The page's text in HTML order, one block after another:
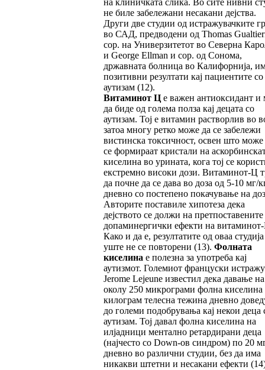
на клиничката слика. Во сите нивни
не биле забележани несакани дејства.
Други две студии од истражувачките
во САД, предводени од Thomas
сор. на Универзитетот во Северна
и George Ellman и сор. од Сонома,
државната болница во Калифорнија,
позитивни резултати кај пациентите со
аутизам (12).
Витаминот Це важен антиоксидант и
да биде од голема полза кај децата со
аутизам. Тој е витамин растворлив во
затоа многу ретко може да се забележи
вистинска токсичност, освен што може
се формираат кристали на
киселина во урината, кога тој се
екстремно високи дози. Витаминот-Ц
да почне да се дава во доза од 5-10 мг/
дневно со постепено покачување на
Авторите поставиле хипотеза дека
дејството се должи на претпоставените
допаминергички ефекти на
Како и да е, резултатите од оваа студија
уште не се повторени (13). Фолната
киселина е полезна за употреба кај
аутизмот. Големиот француски
Jerome Lejeune известил дека давање на
околу 250 микрограми фолна киселина
килограм телесна тежина дневно
до големи подобрувања кај некои деца
аутизам. Тој давал фолна киселина на
илјадници ментално ретардирани деца
(најчесто со Down-ов синдром) по 20
дневно во различни студии, без да има
никакви штетни и несакани ефекти